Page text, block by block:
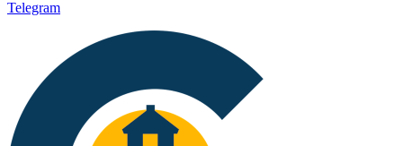
Telegram